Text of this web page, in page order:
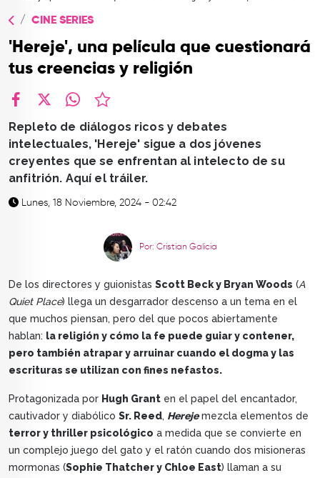
CONTACTO
CINE SERIES
'Hereje', una película que cuestionará
tus creencias y religión
Repleto de diálogos ricos y debates
intelectuales, 'Hereje' sigue a dos jóvenes
creyentes que se enfrentan al intelecto de su
anfitrión. Aquí el tráiler.
Lunes, 18 Noviembre, 2024 - 02:42
Por: Cristian Galicia
De los directores y guionistas Scott Beck y Bryan Woods (A
Quiet Place) llega un desgarrador descenso a un tema en el
que muchos piensan, pero del que pocos abiertamente
hablan: la religión y cómo la fe puede guiar y contener,
pero también atrapar y arruinar cuando el dogma y las
escrituras se utilizan con fines nefastos.
Protagonizada por Hugh Grant en el papel del encantador,
cautivador y diabólico Sr. Reed, Herejemezcla elementos de
terror y thriller psicológico a medida que se convierte en
un complejo juego del gato y el ratón cuando dos misioneras
mormonas (Sophie Thatcher y Chloe East) llaman a su